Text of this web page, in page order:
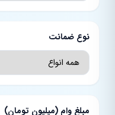
نوع ضمانت
مبلغ وام (میلیون تومان)